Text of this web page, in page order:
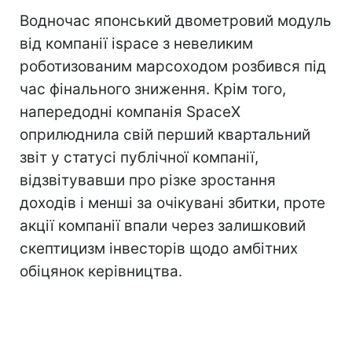
Водночас японський двометровий модуль
від компанії ispace з невеликим
роботизованим марсоходом розбився під
час фінального зниження. Крім того,
напередодні компанія SpaceX
оприлюднила свій перший квартальний
звіт у статусі публічної компанії,
відзвітувавши про різке зростання
доходів і менші за очікувані збитки, проте
акції компанії впали через залишковий
скептицизм інвесторів щодо амбітних
обіцянок керівництва.